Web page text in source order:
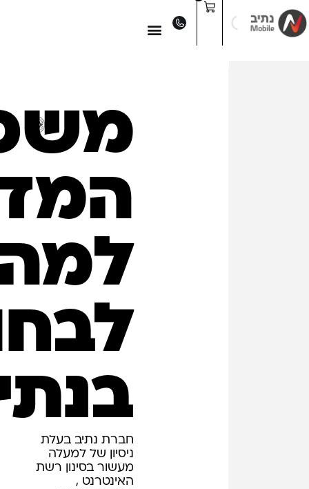
לתוכן
חברת נתיב בעלת
ניסיון של למעלה
מעשור בסינון רשת
האינטרנט ,